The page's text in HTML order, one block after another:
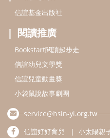
信誼好好育兒
(02)2396-5305轉2345 (週
認識信誼 合作洽談 智慧
本網站建議使用IE9(含以上)或
信誼基金會/上誼文化實業股份有